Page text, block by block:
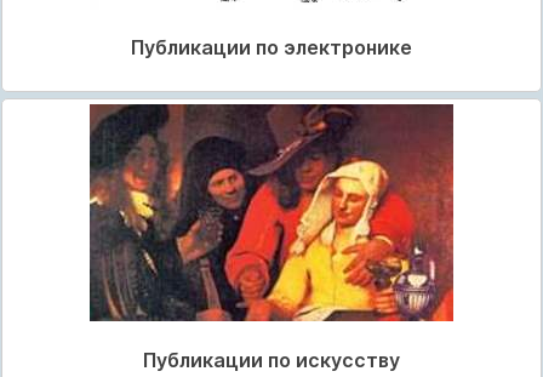
Публикации по электронике
Публикации по искусству